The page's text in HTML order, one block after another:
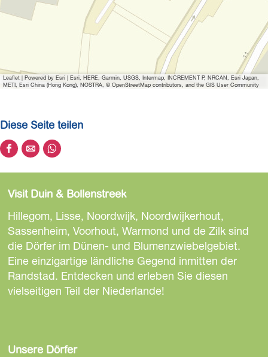
n
Leaflet | Powered by Esri | Esri, HERE, Garmin, USGS, Intermap, INCREMENT P, NRCAN, Esri Japan,
METI, Esri China (Hong Kong), NOSTRA, © OpenStreetMap contributors, and the GIS User Community
Diese Seite teilen
D
i
s
e
S
e
i
t
e
l
D
i
s
e
S
e
i
t
e
l
D
i
s
e
S
e
i
t
e
l
Visit Duin & Bollenstreek
Hillegom, Lisse, Noordwijk, Noordwijkerhout,
Sassenheim, Voorhout, Warmond und de Zilk sind
die Dörfer im Dünen- und Blumenzwiebelgebiet.
Eine einzigartige ländliche Gegend inmitten der
Randstad. Entdecken und erleben Sie diesen
vielseitigen Teil der Niederlande!
Unsere Dörfer